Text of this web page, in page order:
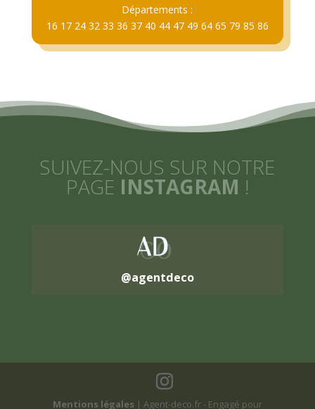
Départements :
16 17 24 32 33 36 37 40 44 47 49 64 65 79 85 86
SUIVEZ-NOUS SUR NOTRE
PAGE INSTAGRAM !
@agentdeco
Mentions légales | Agent-deco.fr - Engagé pour